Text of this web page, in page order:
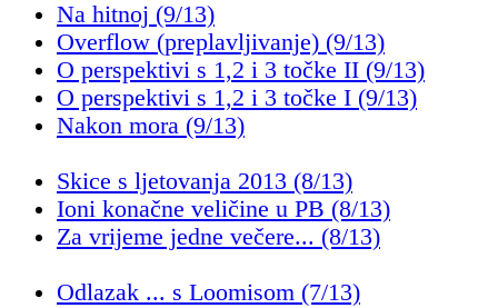
Na hitnoj (9/13)
Overflow (preplavljivanje) (9/13)
O perspektivi s 1,2 i 3 točke II (9/13)
O perspektivi s 1,2 i 3 točke I (9/13)
Nakon mora (9/13)
Skice s ljetovanja 2013 (8/13)
Ioni konačne veličine u PB (8/13)
Za vrijeme jedne večere... (8/13)
Odlazak ... s Loomisom (7/13)